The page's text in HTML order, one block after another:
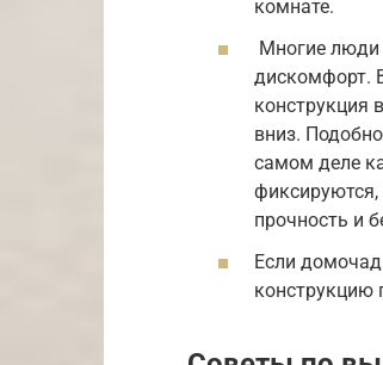
комнате.
Многие люди
дискомфорт.
конструкция
вниз.
самом деле
фиксируются,
прочность и
Если
конструкцию